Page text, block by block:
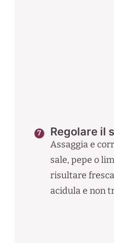
Regolare il
Assaggia e
sale, pepe o
risultare
acidula e non